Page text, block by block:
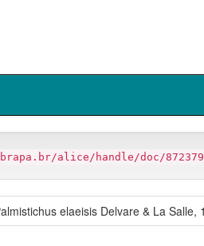
alice/handle/doc/872379
elaeisis Delvare & La